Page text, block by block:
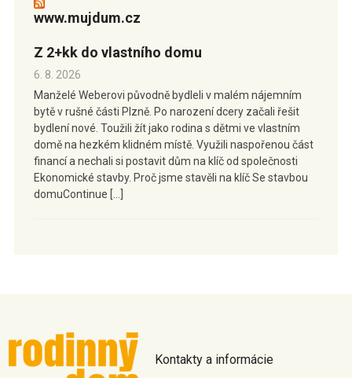
www.mujdum.cz
Z 2+kk do vlastního domu
6. 8. 2026
Manželé Weberovi původně bydleli v malém nájemním
bytě v rušné části Plzně. Po narození dcery začali řešit
bydlení nové. Toužili žít jako rodina s dětmi ve vlastním
domě na hezkém klidném místě. Využili naspořenou část
financí a nechali si postavit dům na klíč od společnosti
Ekonomické stavby. Proč jsme stavěli na klíč Se stavbou
domuContinue […]
Kontakty a informácie